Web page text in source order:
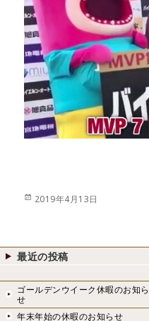
投
2019年4月13日
最近の投稿
ゴールデンウイーク休暇のお知ら
せ
年末年始の休暇のお知らせ